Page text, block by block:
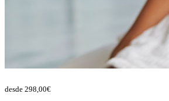
desde 298,00€